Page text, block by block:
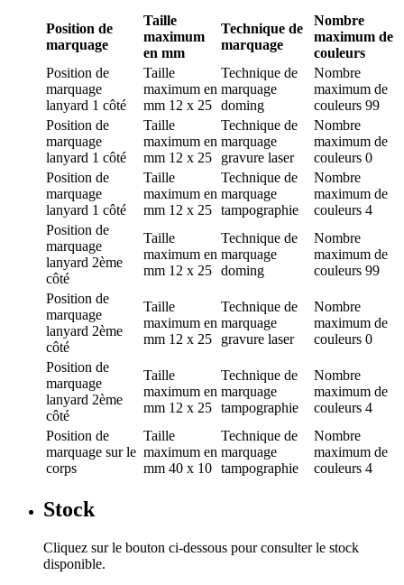
Position de
marquage
Taille
maximum
en mm
Technique de
marquage
Nombre
maximum de
couleurs
Position de
marquage
lanyard 1 côté
Taille
maximum en
mm 12 x 25
Technique de
marquage
doming
Nombre
maximum de
couleurs 99
Position de
marquage
lanyard 1 côté
Taille
maximum en
mm 12 x 25
Technique de
marquage
gravure laser
Nombre
maximum de
couleurs 0
Position de
marquage
lanyard 1 côté
Taille
maximum en
mm 12 x 25
Technique de
marquage
tampographie
Nombre
maximum de
couleurs 4
Position de
marquage
lanyard 2ème
côté
Taille
maximum en
mm 12 x 25
Technique de
marquage
doming
Nombre
maximum de
couleurs 99
Position de
marquage
lanyard 2ème
côté
Taille
maximum en
mm 12 x 25
Technique de
marquage
gravure laser
Nombre
maximum de
couleurs 0
Position de
marquage
lanyard 2ème
côté
Taille
maximum en
mm 12 x 25
Technique de
marquage
tampographie
Nombre
maximum de
couleurs 4
Position de
marquage sur le
corps
Taille
maximum en
mm 40 x 10
Technique de
marquage
tampographie
Nombre
maximum de
couleurs 4
Stock
Cliquez sur le bouton ci-dessous pour consulter le stock
disponible.